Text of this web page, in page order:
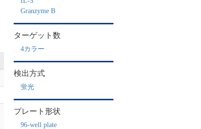
Granzyme B
ターゲット数
4カラー
検出方式
蛍光
プレート形状
96-well plate